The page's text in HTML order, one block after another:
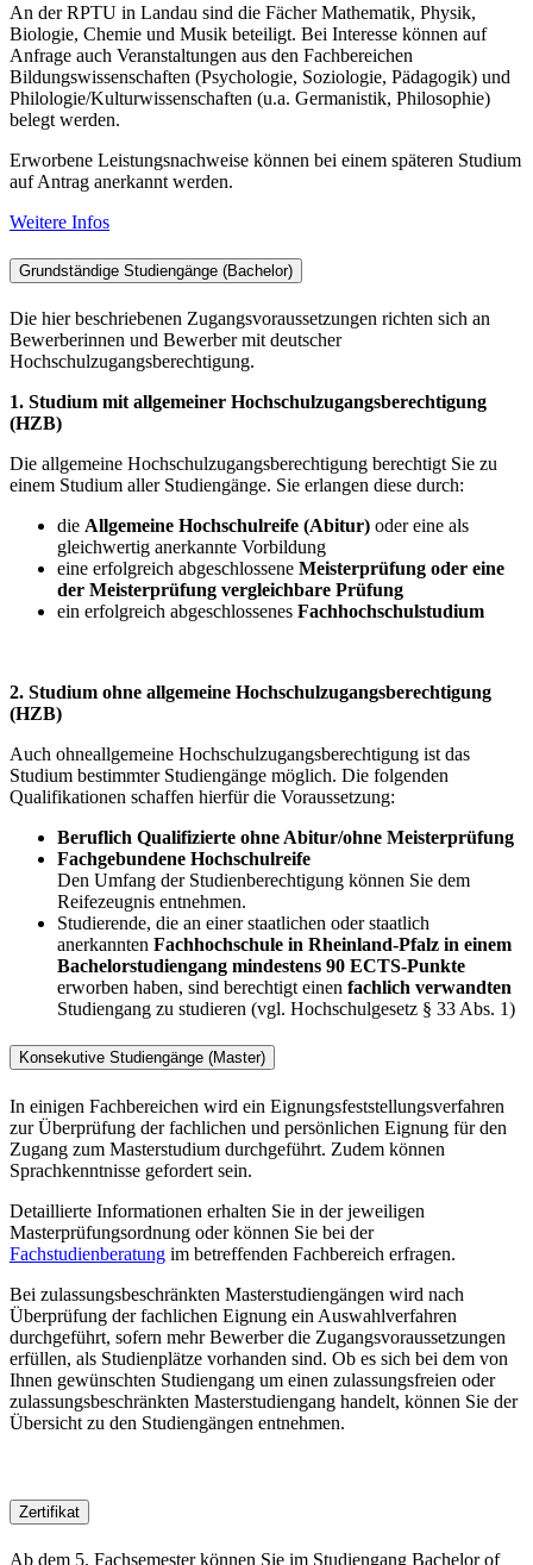
An der RPTU in Landau sind die Fächer Mathematik, Physik,
Biologie, Chemie und Musik beteiligt. Bei Interesse können auf
Anfrage auch Veranstaltungen aus den Fachbereichen
Bildungswissenschaften (Psychologie, Soziologie, Pädagogik) und
Philologie/Kulturwissenschaften (u.a. Germanistik, Philosophie)
belegt werden.
Erworbene Leistungsnachweise können bei einem späteren Studium
auf Antrag anerkannt werden.
Weitere Infos
Grundständige Studiengänge (Bachelor)
Die hier beschriebenen Zugangsvoraussetzungen richten sich an
Bewerberinnen und Bewerber mit deutscher
Hochschulzugangsberechtigung.
1. Studium mit allgemeiner Hochschulzugangsberechtigung
(HZB)
Die allgemeine Hochschulzugangsberechtigung berechtigt Sie zu
einem Studium aller Studiengänge. Sie erlangen diese durch:
die Allgemeine Hochschulreife (Abitur) oder eine als
gleichwertig anerkannte Vorbildung
eine erfolgreich abgeschlossene Meisterprüfung oder eine
der Meisterprüfung vergleichbare Prüfung
ein erfolgreich abgeschlossenes Fachhochschulstudium
2. Studium ohne allgemeine Hochschulzugangsberechtigung
(HZB)
Auch ohneallgemeine Hochschulzugangsberechtigung ist das
Studium bestimmter Studiengänge möglich. Die folgenden
Qualifikationen schaffen hierfür die Voraussetzung:
Beruflich Qualifizierte ohne Abitur/ohne Meisterprüfung
Fachgebundene Hochschulreife
Den Umfang der Studienberechtigung können Sie dem
Reifezeugnis entnehmen.
Studierende, die an einer staatlichen oder staatlich
anerkannten Fachhochschule in Rheinland-Pfalz in einem
Bachelorstudiengang mindestens 90 ECTS-Punkte
erworben haben, sind berechtigt einen fachlich verwandten
Studiengang zu studieren (vgl. Hochschulgesetz § 33 Abs. 1)
Konsekutive Studiengänge (Master)
In einigen Fachbereichen wird ein Eignungsfeststellungsverfahren
zur Überprüfung der fachlichen und persönlichen Eignung für den
Zugang zum Masterstudium durchgeführt. Zudem können
Sprachkenntnisse gefordert sein.
Detaillierte Informationen erhalten Sie in der jeweiligen
Masterprüfungsordnung oder können Sie bei der
Fachstudienberatung im betreffenden Fachbereich erfragen.
Bei zulassungsbeschränkten Masterstudiengängen wird nach
Überprüfung der fachlichen Eignung ein Auswahlverfahren
durchgeführt, sofern mehr Bewerber die Zugangsvoraussetzungen
erfüllen, als Studienplätze vorhanden sind. Ob es sich bei dem von
Ihnen gewünschten Studiengang um einen zulassungsfreien oder
zulassungsbeschränkten Masterstudiengang handelt, können Sie der
Übersicht zu den Studiengängen entnehmen.
Zertifikat
Ab dem 5. Fachsemester können Sie im Studiengang Bachelor of